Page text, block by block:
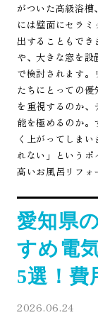
がついた高級浴槽
には壁面にセラ
出することもで
や、大きな窓を
で検討されます
たちにとっての優
を重視するのか
能を極めるのか。
く上がってしま
れない」というポ
高いお風呂リフォ
愛知県
すめ電
5選！費
2026.06.24